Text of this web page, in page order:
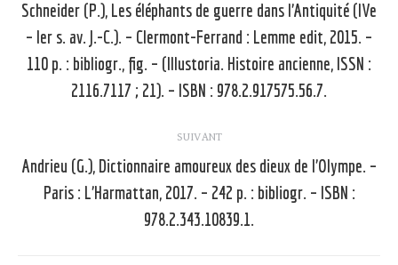
Article
précédent
:
Schneider (P.), Les éléphants de guerre dans l’Antiquité (IVe
– Ier s. av. J.-C.). – Clermont-Ferrand : Lemme edit, 2015. –
110 p. : bibliogr., fig. – (Illustoria. Histoire ancienne, ISSN :
2116.7117 ; 21). – ISBN : 978.2.917575.56.7.
SUIVANT
Article
suivant
Andrieu (G.), Dictionnaire amoureux des dieux de l’Olympe. –
Paris : L’Harmattan, 2017. – 242 p. : bibliogr. – ISBN :
978.2.343.10839.1.